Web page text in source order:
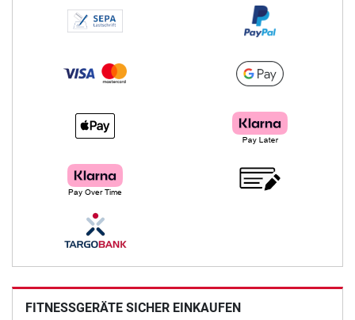
FITNESSGERÄTE SICHER EINKAUFEN